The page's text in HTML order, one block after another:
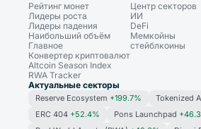
Рейтинг монет
Лидеры роста
Лидеры падения
Наибольший объём
Главное
Конвертер криптовалют
Altcoin Season Index
RWA Tracker
Центр секторов
ИИ
DeFi
Мемкойны
стейблкоины
Актуальные секторы
Reserve Ecosystem +199.7% Tokenized
ERC 404 +52.4% Pons Launchpad